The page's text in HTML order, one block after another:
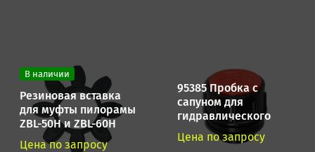
В наличии
Резиновая вставка
для муфты пилорамы
ZBL-50H и ZBL-60H
Цена по запросу
95385 Пробка с
сапуном для
гидравлического
бака дровокола Japa
Цена по запросу